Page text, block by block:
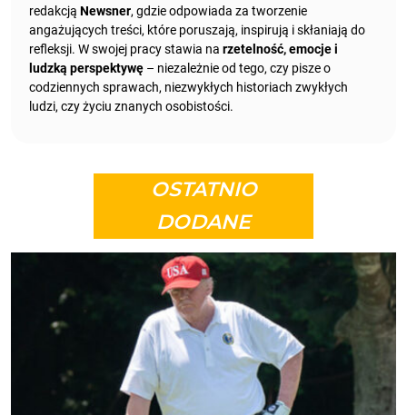
redakcją Newsner, gdzie odpowiada za tworzenie
angażujących treści, które poruszają, inspirują i skłaniają do
refleksji. W swojej pracy stawia na rzetelność, emocje i
ludzką perspektywę – niezależnie od tego, czy pisze o
codziennych sprawach, niezwykłych historiach zwykłych
ludzi, czy życiu znanych osobistości.
OSTATNIO
DODANE